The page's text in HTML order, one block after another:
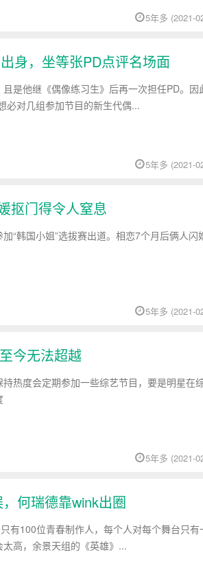
5年多 (2021-
身，坐等张PD点评名场面
是他继《偶像练习生》后再一次担任PD。因
必对几组参加节目的新生代偶...
5年多 (2021-
抠门得令人窒息
“韩国小姐”选拔赛出道。相恋7个月后俩人闪
5年多 (2021-
今无法超越
热度会定期参加一些综艺节目，要是明星在
5年多 (2021-
何瑞德靠wink出圈
有100位青春制作人，每个人对每个舞台只有
高，余景天组的《英雄》...